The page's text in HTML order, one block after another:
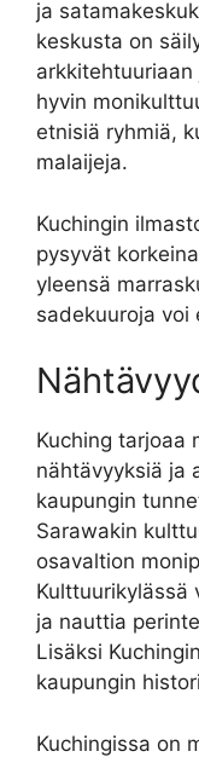
ja
keskusta on
arkkitehtuuriaan
hyvin
etnisiä ryhmiä,
malaijeja.
Kuchingin
pysyvät
yleensä
sadekuuroja voi
Kuching tarjoaa
nähtävyyksiä ja
kaupungin
Sarawakin
osavaltion
Kulttuurikylässä
ja nauttia
Lisäksi
kaupungin
Kuchingissa on